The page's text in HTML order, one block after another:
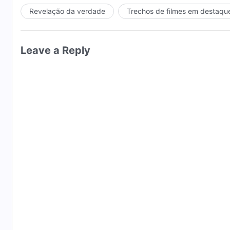
Revelação da verdade Trechos de filmes em
Leave a Reply